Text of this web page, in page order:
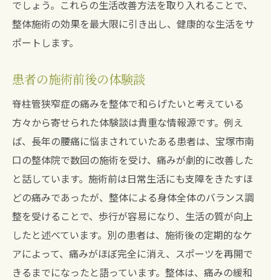
でしょう。これらの生活改善方法を取り入れることで、
整体施術の効果を最大限に引き出し、健康的な生活をサ
ポートします。
患者の施術前後の体験談
脊柱管狭窄症の痛みを整体で和らげたいと考えている
方々から寄せられた体験談は貴重な情報源です。例え
ば、長年の腰痛に悩まされていたある患者は、宝塚市南
口の整体院で数回の施術を受け、痛みが劇的に改善した
と話しています。施術前は日常生活にも支障をきたすほ
どの痛みであったが、整体による身体全体のバランス調
整を受けることで、歩行が容易になり、生活の質が向上
したと述べています。別の患者は、施術後の定期的なケ
アによって、痛みがほぼ完全に消え、スポーツを再開で
きるまでになったと語っています。整体は、痛みの緩和